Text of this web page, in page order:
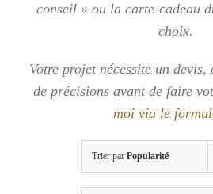
conseil » ou la carte-cadeau
choix.
Votre projet nécessite un devis,
de précisions avant de faire
moi via le
Trier par Popularité